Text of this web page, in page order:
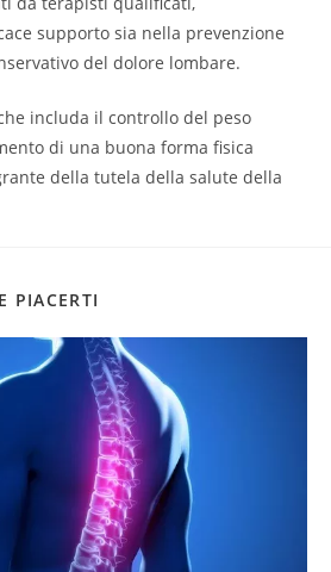
supporto sia nella prevenzione
del dolore lombare.
includa il controllo del peso
di una buona forma fisica
della tutela della salute della
PIACERTI